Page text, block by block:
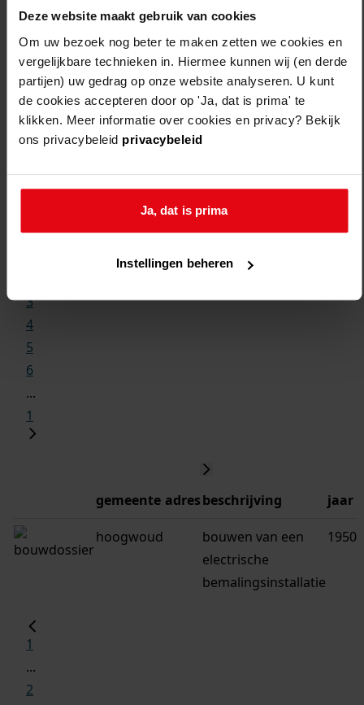
Deze website maakt gebruik van cookies
Om uw bezoek nog beter te maken zetten we cookies en
vergelijkbare technieken in. Hiermee kunnen wij (en derde
partijen) uw gedrag op onze website analyseren. U kunt
de cookies accepteren door op 'Ja, dat is prima' te
klikken. Meer informatie over cookies en privacy? Bekijk
ons privacybeleid privacybeleid
Ja, dat is prima
Instellingen beheren
1
3
4
5
6
...
1
gemeente adresbeschrijving jaar
hoogwoud
bouwen van een
electrische
bemalingsinstallatie
1950
1
...
2